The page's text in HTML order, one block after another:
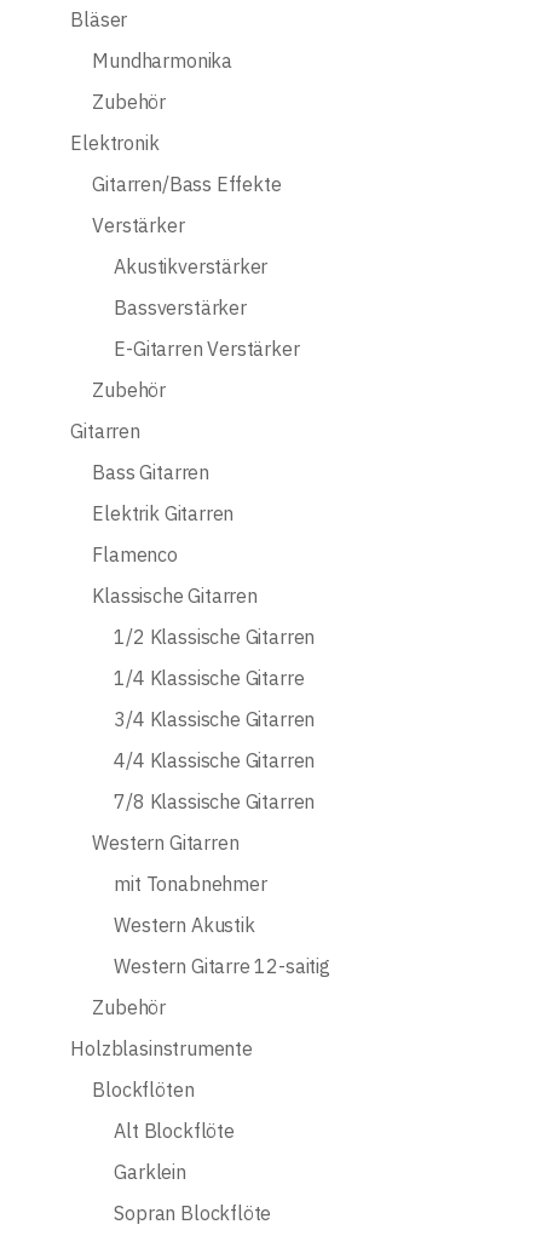
Bläser
Mundharmonika
Zubehör
Elektronik
Gitarren/Bass Effekte
Verstärker
Akustikverstärker
Bassverstärker
E-Gitarren Verstärker
Zubehör
Gitarren
Bass Gitarren
Elektrik Gitarren
Flamenco
Klassische Gitarren
1/2 Klassische Gitarren
1/4 Klassische Gitarre
3/4 Klassische Gitarren
4/4 Klassische Gitarren
7/8 Klassische Gitarren
Western Gitarren
mit Tonabnehmer
Western Akustik
Western Gitarre 12-saitig
Zubehör
Holzblasinstrumente
Blockflöten
Alt Blockflöte
Garklein
Sopran Blockflöte